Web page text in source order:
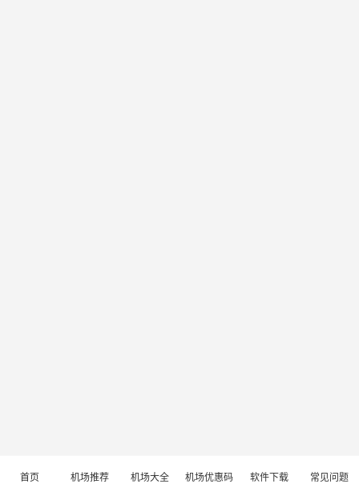
首页 机场推荐 机场大全 机场优惠码 软件下载 常见问题